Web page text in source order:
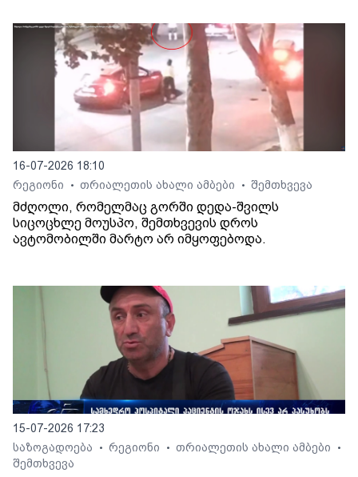
16-07-2026 18:10
რეგიონი
• თრიალეთის ახალი ამბები • შემთხვევა
მძღოლი, რომელმაც გორში დედა-შვილს
სიცოცხლე მოუსპო, შემთხვევის დროს
ავტომობილში მარტო არ იმყოფებოდა.
15-07-2026 17:23
საზოგადოება
• რეგიონი • თრიალეთის ახალი ამბები •
შემთხვევა